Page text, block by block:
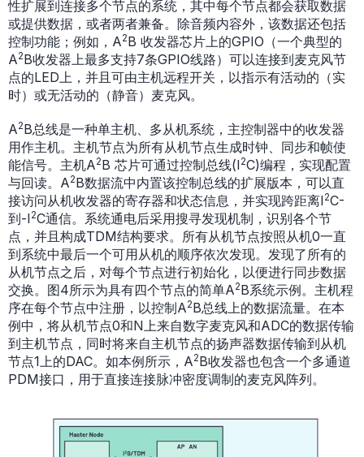
性扩展到连接多个节点的系统，其中每个节点都会获取数据
或提供数据，或者两者兼备。除音频内容外，该数据还包括
控制功能；例如，A2B 收发器芯片上的GPIO（一个典型的
A2B收发器上最多支持7条GPIO线路）可以连接到麦克风节
点的LED上，并且可由主机远程开关，以指示有活动的（实
时）或无活动的（静音）麦克风。
A2B总线是一种单主机、多从机系统，主控制器中的收发器
用作主机。主机节点为所有从机节点生成时钟、同步和帧使
能信号。主机A2B 芯片可通过控制总线(I2C)编程，实现配置
与回读。A2B数据流中内置该控制总线的扩展版本，可以直
接访问从机收发器的寄存器和状态信息，并实现跨距离I2C-
到-I2C通信。系统通电后采用搜寻发现机制，识别各个节
点，并且构成TDM结构要求。所有从机节点按照从机0一直
到系统中最后一个可用从机的顺序依次发现。发现了所有的
从机节点之后，对每个节点进行初始化，以便进行同步数据
交换。图4所示为具有四个节点的简单A2B系统示例。主机程
序在每个节点中注册，以控制A2B总线上的数据流量。在本
例中，将从机节点0和N上来自数字麦克风和ADC的数据传输
到主机节点，同时将来自主机节点的扬声器数据传输到从机
节点1上的DAC。如本例所示，A2B收发器也包含一个多通道
PDM接口，用于直接连接脉冲密度调制的麦克风阵列。